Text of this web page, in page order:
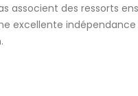
associent des ressorts
excellente